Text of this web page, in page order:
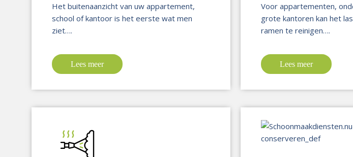
Het buitenaanzicht van uw appartement,
school of kantoor is het eerste wat men
ziet….
Lees meer
Voor appartementen,
grote kantoren kan het
ramen te reinigen….
Lees meer